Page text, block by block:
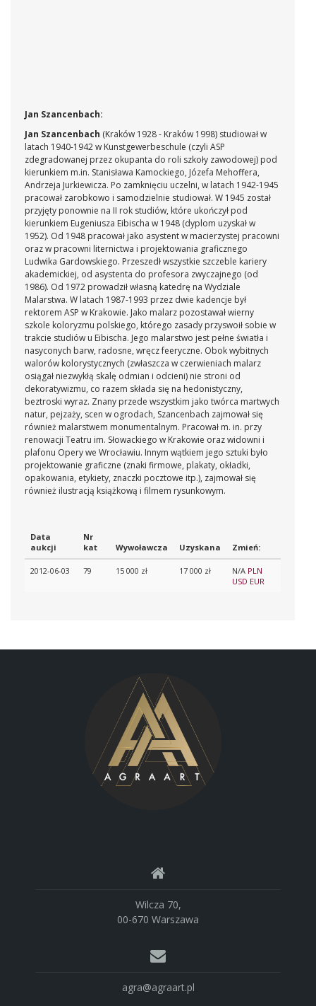
Jan Szancenbach:
Jan Szancenbach (Kraków 1928 - Kraków 1998) studiował w
latach 1940-1942 w Kunstgewerbeschule (czyli ASP
zdegradowanej przez okupanta do roli szkoły zawodowej) pod
kierunkiem m.in. Stanisława Kamockiego, Józefa Mehoffera,
Andrzeja Jurkiewicza. Po zamknięciu uczelni, w latach 1942-1945
pracował zarobkowo i samodzielnie studiował. W 1945 został
przyjęty ponownie na II rok studiów, które ukończył pod
kierunkiem Eugeniusza Eibischa w 1948 (dyplom uzyskał w
1952). Od 1948 pracował jako asystent w macierzystej pracowni
oraz w pracowni liternictwa i projektowania graficznego
Ludwika Gardowskiego. Przeszedł wszystkie szczeble kariery
akademickiej, od asystenta do profesora zwyczajnego (od
1986). Od 1972 prowadził własną katedrę na Wydziale
Malarstwa. W latach 1987-1993 przez dwie kadencje był
rektorem ASP w Krakowie. Jako malarz pozostawał wierny
szkole koloryzmu polskiego, którego zasady przyswoił sobie w
trakcie studiów u Eibischa. Jego malarstwo jest pełne światła i
nasyconych barw, radosne, wręcz feeryczne. Obok wybitnych
walorów kolorystycznych (zwłaszcza w czerwieniach malarz
osiągał niezwykłą skalę odmian i odcieni) nie stroni od
dekoratywizmu, co razem składa się na hedonistyczny,
beztroski wyraz. Znany przede wszystkim jako twórca martwych
natur, pejzaży, scen w ogrodach, Szancenbach zajmował się
również malarstwem monumentalnym. Pracował m. in. przy
renowacji Teatru im. Słowackiego w Krakowie oraz widowni i
plafonu Opery we Wrocławiu. Innym wątkiem jego sztuki było
projektowanie graficzne (znaki firmowe, plakaty, okładki,
opakowania, etykiety, znaczki pocztowe itp.), zajmował się
również ilustracją książkową i filmem rysunkowym.
Data
aukcji
Nr
kat
Wywoławcza Uzyskana Zmień:
2012-06-03 79 15 000 zł 17 000 zł N/A PLN
USD EUR
Wilcza 70,
00-670 Warszawa
agra@agraart.pl